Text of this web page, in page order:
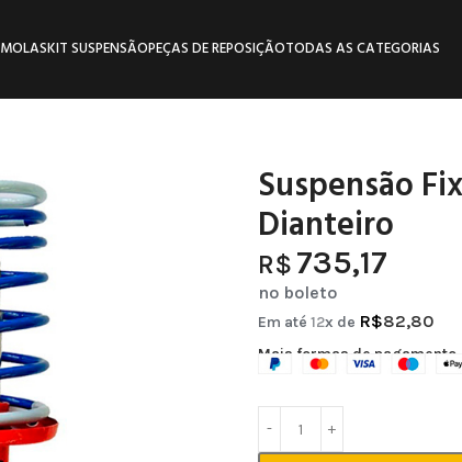
MOLASKIT SUSPENSÃOPEÇAS DE REPOSIÇÃOTODAS AS CATEGORIAS
Suspensão
Dianteiro
R$ 735,17
no boleto
Em até12x de R$82,80
Mais formas de pagamento